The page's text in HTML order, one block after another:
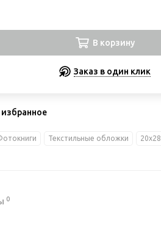
В корзину
Заказ в один клик
избранное
Текстильные обложки 20х28
0